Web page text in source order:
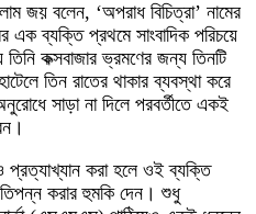
জয় বলেন, ‘অপরাধ বিচিত্রা’ নামের
এক ব্যক্তি প্রথমে সাংবাদিক পরিচয়ে
কক্সবাজার ভ্রমণের জন্য তিনটি
তিন রাতের থাকার ব্যবস্থা করে
সাড়া না দিলে পরবর্তীতে একই
প্রত্যাখ্যান করা হলে ওই ব্যক্তি
করার হুমকি দেন। শুধু